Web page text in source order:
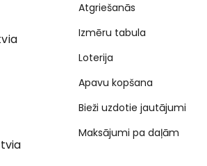
Atgriešanās
Izmēru tabula
Loterija
Apavu kopšana
Bieži uzdotie jautājumi
Maksājumi pa daļām